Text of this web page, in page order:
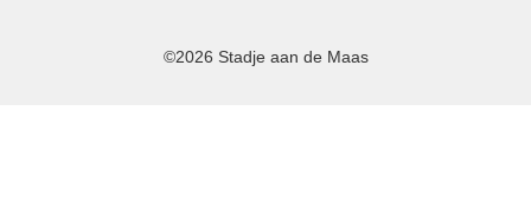
©2026 Stadje aan de Maas